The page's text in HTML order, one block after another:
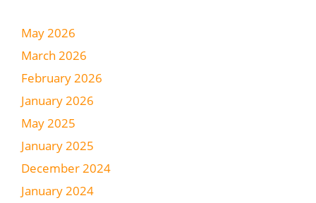
May 2026
March 2026
February 2026
January 2026
May 2025
January 2025
December 2024
January 2024